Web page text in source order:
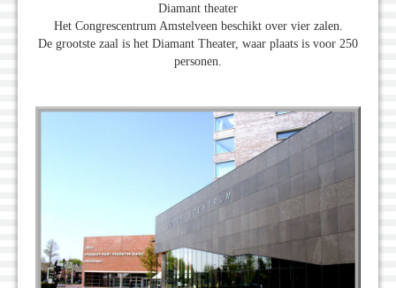
Diamant theater
Het Congrescentrum Amstelveen beschikt over vier zalen.
De grootste zaal is het Diamant Theater, waar plaats is voor 250
personen.